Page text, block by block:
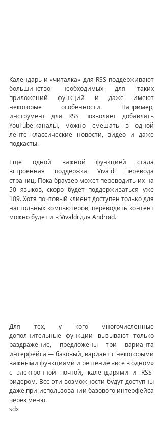
Календарь и «читалка» для RSS поддерживают
большинство необходимых для таких
приложений функций и даже имеют
некоторые особенности. Например,
инструмент для RSS позволяет добавлять
YouTube-каналы, можно смешать в одной
ленте классические новости, видео и даже
подкасты.
Ещё одной важной функцией стала
встроенная поддержка Vivaldi перевода
страниц. Пока браузер может переводить их на
50 языков, скоро будет поддерживаться уже
109. Хотя почтовый клиент доступен только для
настольных компьютеров, переводить контент
можно будет и в Vivaldi для Android.
Для тех, у кого многочисленные
дополнительные функции вызывают только
раздражение, предложены три варианта
интерфейса — базовый, вариант с некоторыми
важными функциями и решение «всё в одном»
с электронной почтой, календарями и RSS-
ридером. Все эти возможности будут доступны
даже при использовании базового интерфейса
через меню.
sdx